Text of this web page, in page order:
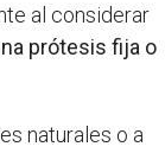
al considerar
prótesis fija o
naturales o a